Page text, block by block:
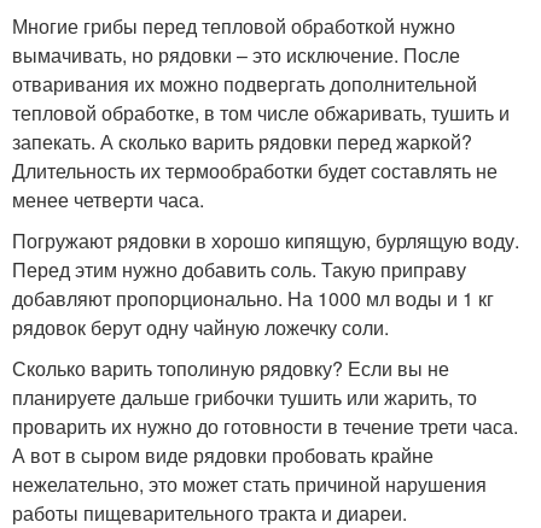
Многие грибы перед тепловой обработкой нужно
вымачивать, но рядовки – это исключение. После
отваривания их можно подвергать дополнительной
тепловой обработке, в том числе обжаривать, тушить и
запекать. А сколько варить рядовки перед жаркой?
Длительность их термообработки будет составлять не
менее четверти часа.
Погружают рядовки в хорошо кипящую, бурлящую воду.
Перед этим нужно добавить соль. Такую приправу
добавляют пропорционально. На 1000 мл воды и 1 кг
рядовок берут одну чайную ложечку соли.
Сколько варить тополиную рядовку? Если вы не
планируете дальше грибочки тушить или жарить, то
проварить их нужно до готовности в течение трети часа.
А вот в сыром виде рядовки пробовать крайне
нежелательно, это может стать причиной нарушения
работы пищеварительного тракта и диареи.